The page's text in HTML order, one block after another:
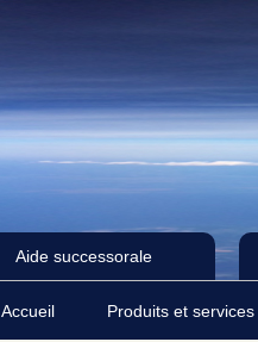
Aide successorale
Accueil Produits et services